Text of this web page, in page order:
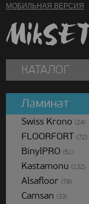
МОБИЛЬНАЯ ВЕРСИЯ
КАТАЛОГ
Ламинат
Swiss Krono (24)
FLOORFORT (72)
BinylPRO (51)
Kastamonu (132)
Alsafloor (78)
Camsan (33)